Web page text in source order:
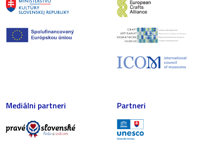
Mediálni partneri Partneri